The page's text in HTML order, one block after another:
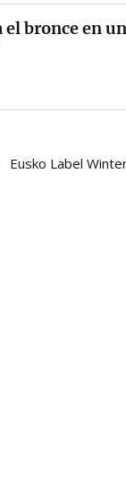
el bronce en
Eusko Label